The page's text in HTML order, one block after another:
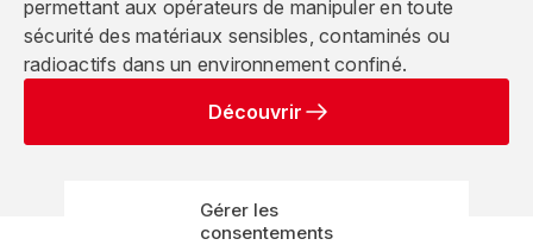
Gérer les
consentements
permettant aux opérateurs de manipuler en toute
sécurité des matériaux sensibles, contaminés ou
radioactifs dans un environnement confiné.
Découvrir